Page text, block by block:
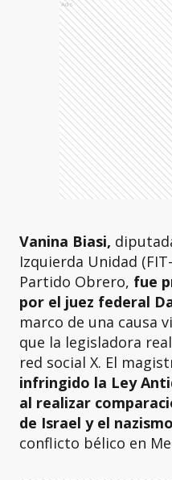
Ads
Vanina Biasi,
Izquierda Unidad
Partido Obrero, fue
por el juez federal
marco de una causa
que la legisladora
red social X. El
infringido la Ley
al realizar
de Israel y el nazismo
conflicto bélico en